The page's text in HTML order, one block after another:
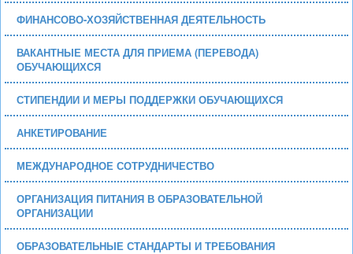
ФИНАНСОВО-ХОЗЯЙСТВЕННАЯ ДЕЯТЕЛЬНОСТЬ
ВАКАНТНЫЕ МЕСТА ДЛЯ ПРИЕМА (ПЕРЕВОДА)
ОБУЧАЮЩИХСЯ
СТИПЕНДИИ И МЕРЫ ПОДДЕРЖКИ ОБУЧАЮЩИХСЯ
АНКЕТИРОВАНИЕ
МЕЖДУНАРОДНОЕ СОТРУДНИЧЕСТВО
ОРГАНИЗАЦИЯ ПИТАНИЯ В ОБРАЗОВАТЕЛЬНОЙ
ОРГАНИЗАЦИИ
ОБРАЗОВАТЕЛЬНЫЕ СТАНДАРТЫ И ТРЕБОВАНИЯ